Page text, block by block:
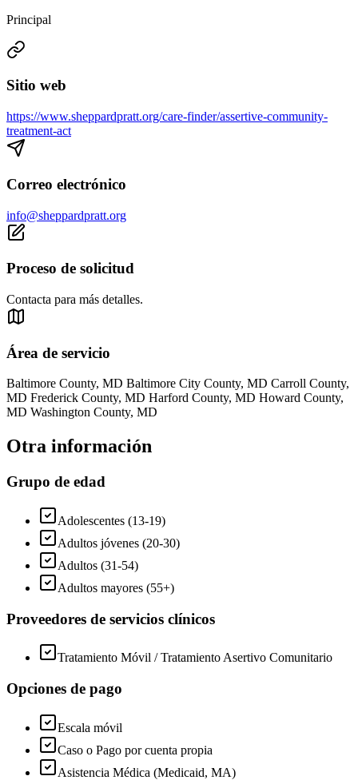
Principal
Sitio web
https://www.sheppardpratt.org/care-finder/assertive-community-
treatment-act
Correo electrónico
info@sheppardpratt.org
Proceso de solicitud
Contacta para más detalles.
Área de servicio
Baltimore County, MD Baltimore City County, MD Carroll County,
MD Frederick County, MD Harford County, MD Howard County,
MD Washington County, MD
Otra información
Grupo de edad
Adolescentes (13-19)
Adultos jóvenes (20-30)
Adultos (31-54)
Adultos mayores (55+)
Proveedores de servicios clínicos
Tratamiento Móvil / Tratamiento Asertivo Comunitario
Opciones de pago
Escala móvil
Caso o Pago por cuenta propia
Asistencia Médica (Medicaid, MA)